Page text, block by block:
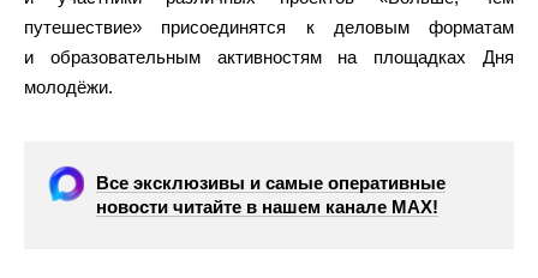
путешествие» присоединятся к деловым форматам
и образовательным активностям на площадках Дня
молодёжи.
Все эксклюзивы и самые оперативные
новости читайте в нашем канале МАХ!